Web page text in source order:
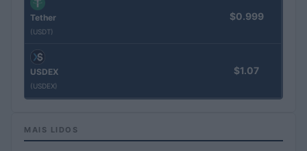
Tether
(USDT)
$0.999
USDEX
(USDEX)
$1.07
MAIS LIDOS